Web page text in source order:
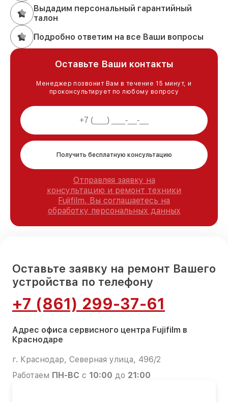
Выдадим персональный гарантийный
талон
Подробно ответим на все Ваши вопросы
Оставьте Ваши контакты
Менеджер позвонит Вам в течение 15 минут, и
проконсультирует по любому вопросу
Получить бесплатную консультацию
Отправляя заявку на
консультацию и ремонт техники
Fujifilm, Вы соглашаетесь на
обработку персональных данных
Оставьте заявку на ремонт Вашего
устройства по телефону
+7 (861) 299-37-61
Адрес офиса сервисного центра Fujifilm в
Краснодаре
г. Краснодар, Северная улица, 496/2
Работаем ПН-ВС с 10:00 до 21:00